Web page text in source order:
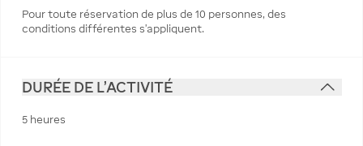
Pour toute réservation de plus de 10 personnes, des
conditions différentes s’appliquent.
DURÉE DE L'ACTIVITÉ
5 heures